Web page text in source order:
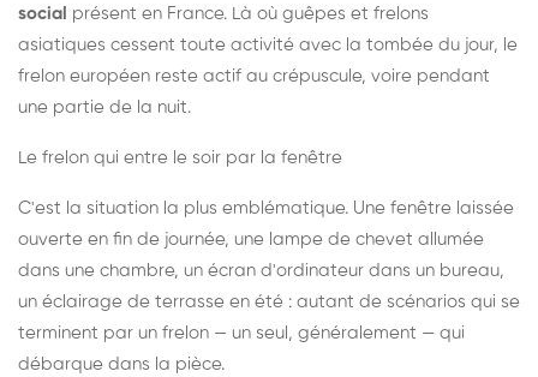
social présent en France. Là où guêpes et frelons
asiatiques cessent toute activité avec la tombée du jour, le
frelon européen reste actif au crépuscule, voire pendant
une partie de la nuit.
Le frelon qui entre le soir par la fenêtre
C'est la situation la plus emblématique. Une fenêtre laissée
ouverte en fin de journée, une lampe de chevet allumée
dans une chambre, un écran d'ordinateur dans un bureau,
un éclairage de terrasse en été : autant de scénarios qui se
terminent par un frelon — un seul, généralement — qui
débarque dans la pièce.